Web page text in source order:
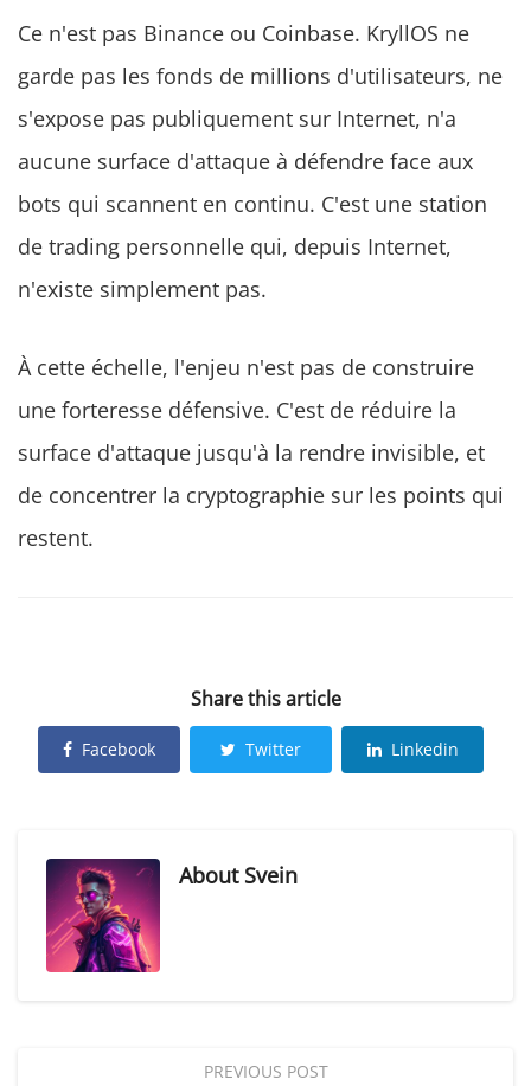
Ce n'est pas Binance ou Coinbase. KryllOS ne
garde pas les fonds de millions d'utilisateurs, ne
s'expose pas publiquement sur Internet, n'a
aucune surface d'attaque à défendre face aux
bots qui scannent en continu. C'est une station
de trading personnelle qui, depuis Internet,
n'existe simplement pas.
À cette échelle, l'enjeu n'est pas de construire
une forteresse défensive. C'est de réduire la
surface d'attaque jusqu'à la rendre invisible, et
de concentrer la cryptographie sur les points qui
restent.
Share this article
Facebook Twitter Linkedin
About Svein
PREVIOUS POST